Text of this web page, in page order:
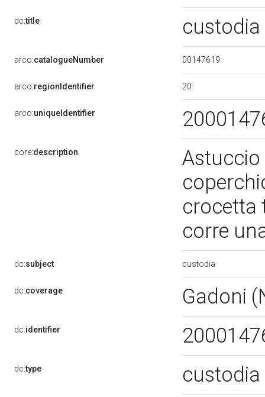
dc:title
arco:catalogueNumber 00147619
arco:regionIdentifier 20
arco:uniqueIdentifier
core:description
Astuccio
crocetta
corre
dc:subject custodia
dc:coverage Gadoni
dc:identifier
dc:type